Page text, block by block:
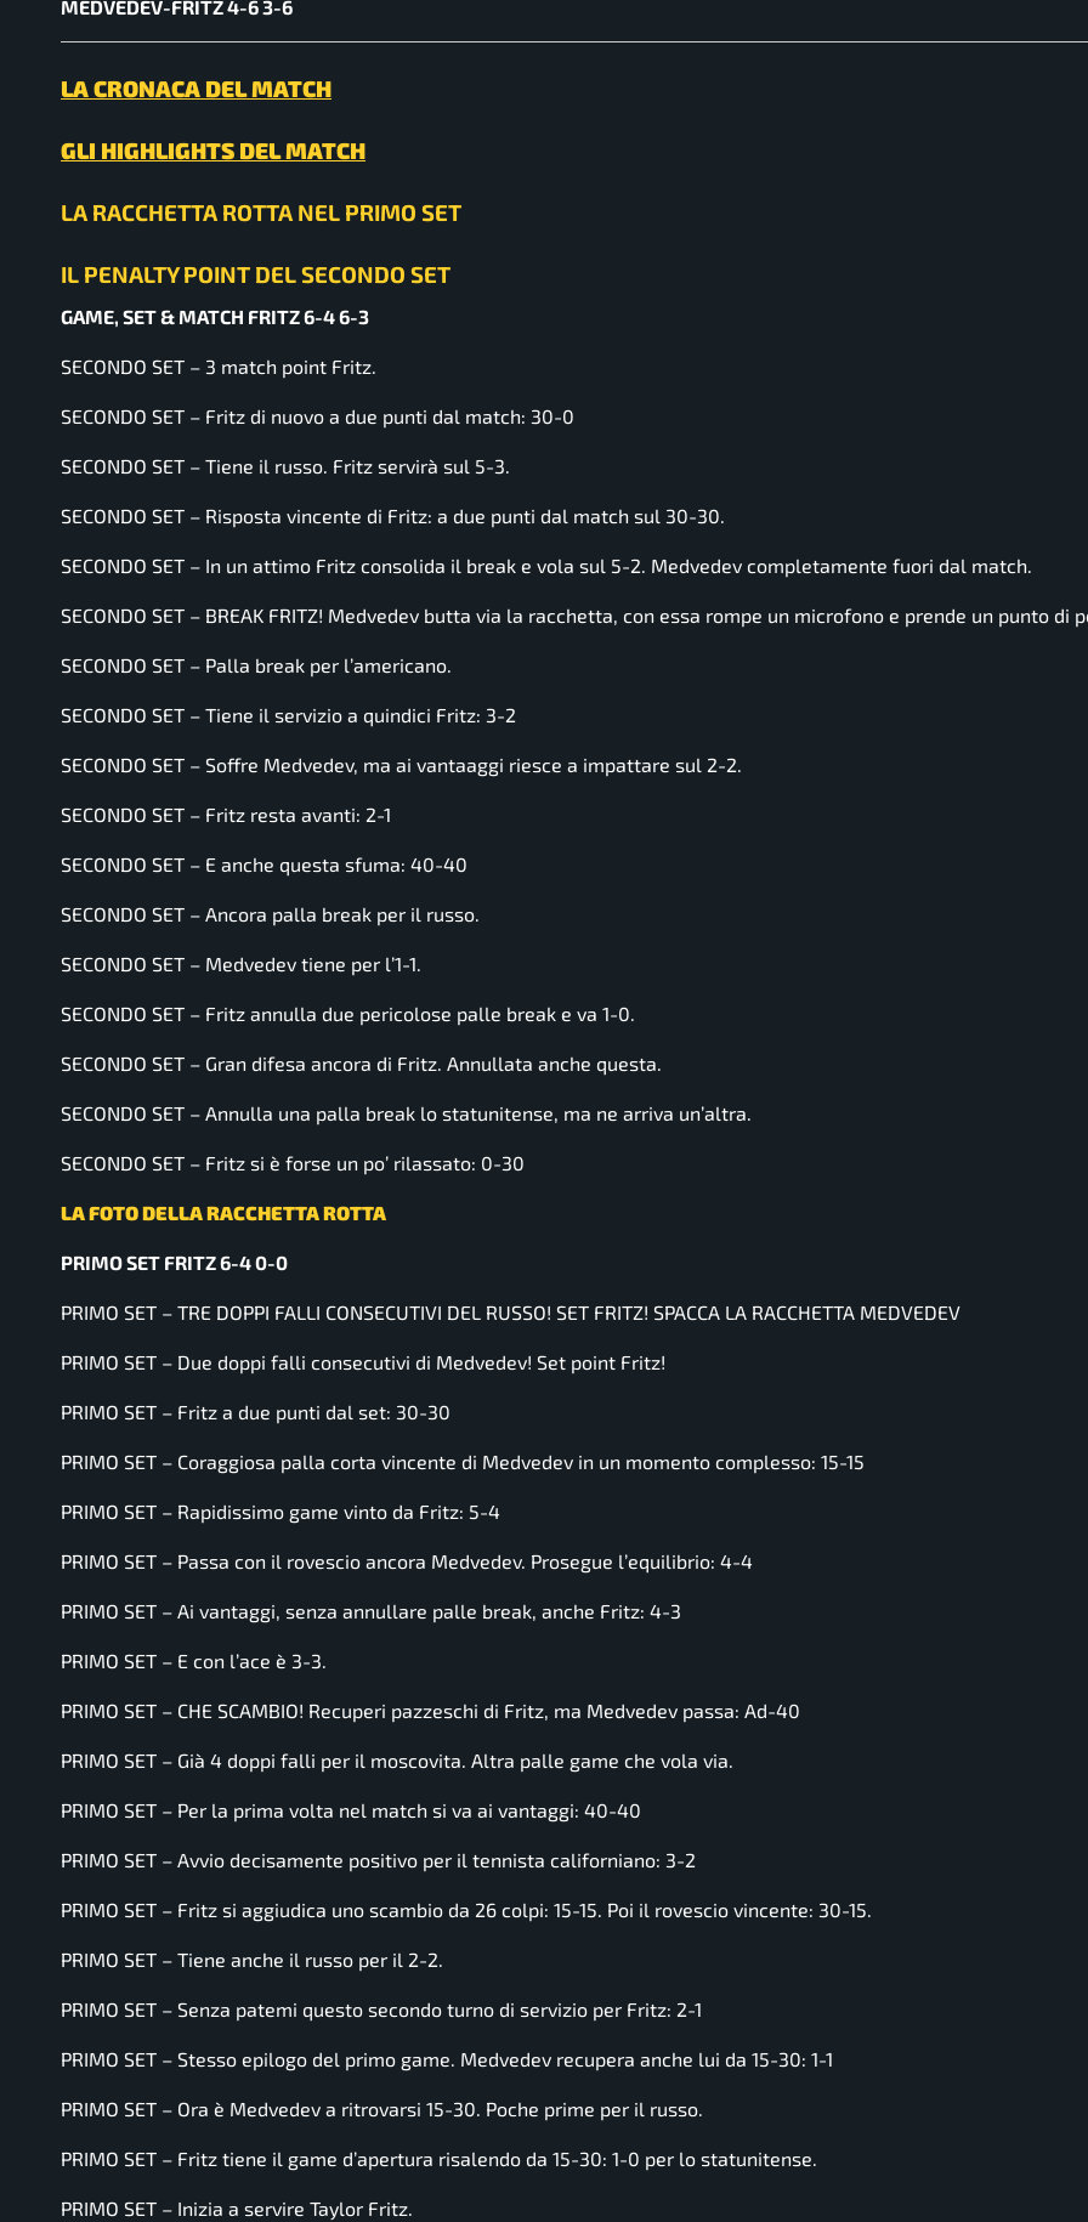
MEDVEDEV-FRITZ 4-6 3-6
LA CRONACA DEL MATCH
GLI HIGHLIGHTS DEL MATCH
LA RACCHETTA ROTTA NEL PRIMO SET
IL PENALTY POINT DEL SECONDO SET
GAME, SET & MATCH FRITZ 6-4 6-3
SECONDO SET – 3 match point Fritz.
SECONDO SET – Fritz di nuovo a due punti dal match: 30-0
SECONDO SET – Tiene il russo. Fritz servirà sul 5-3.
SECONDO SET – Risposta vincente di Fritz: a due punti dal match sul 30-30.
SECONDO SET – In un attimo Fritz consolida il break e vola sul 5-2. Medvedev completamente fuori dal match.
SECONDO SET – BREAK FRITZ! Medvedev butta via la racchetta, con essa rompe un microfono e prende un punto di
SECONDO SET – Palla break per l’americano.
SECONDO SET – Tiene il servizio a quindici Fritz: 3-2
SECONDO SET – Soffre Medvedev, ma ai vantaaggi riesce a impattare sul 2-2.
SECONDO SET – Fritz resta avanti: 2-1
SECONDO SET – E anche questa sfuma: 40-40
SECONDO SET – Ancora palla break per il russo.
SECONDO SET – Medvedev tiene per l’1-1.
SECONDO SET – Fritz annulla due pericolose palle break e va 1-0.
SECONDO SET – Gran difesa ancora di Fritz. Annullata anche questa.
SECONDO SET – Annulla una palla break lo statunitense, ma ne arriva un’altra.
SECONDO SET – Fritz si è forse un po’ rilassato: 0-30
LA FOTO DELLA RACCHETTA ROTTA
PRIMO SET FRITZ 6-4 0-0
PRIMO SET – TRE DOPPI FALLI CONSECUTIVI DEL RUSSO! SET FRITZ! SPACCA LA RACCHETTA MEDVEDEV
PRIMO SET – Due doppi falli consecutivi di Medvedev! Set point Fritz!
PRIMO SET – Fritz a due punti dal set: 30-30
PRIMO SET – Coraggiosa palla corta vincente di Medvedev in un momento complesso: 15-15
PRIMO SET – Rapidissimo game vinto da Fritz: 5-4
PRIMO SET – Passa con il rovescio ancora Medvedev. Prosegue l’equilibrio: 4-4
PRIMO SET – Ai vantaggi, senza annullare palle break, anche Fritz: 4-3
PRIMO SET – E con l’ace è 3-3.
PRIMO SET – CHE SCAMBIO! Recuperi pazzeschi di Fritz, ma Medvedev passa: Ad-40
PRIMO SET – Già 4 doppi falli per il moscovita. Altra palle game che vola via.
PRIMO SET – Per la prima volta nel match si va ai vantaggi: 40-40
PRIMO SET – Avvio decisamente positivo per il tennista californiano: 3-2
PRIMO SET – Fritz si aggiudica uno scambio da 26 colpi: 15-15. Poi il rovescio vincente: 30-15.
PRIMO SET – Tiene anche il russo per il 2-2.
PRIMO SET – Senza patemi questo secondo turno di servizio per Fritz: 2-1
PRIMO SET – Stesso epilogo del primo game. Medvedev recupera anche lui da 15-30: 1-1
PRIMO SET – Ora è Medvedev a ritrovarsi 15-30. Poche prime per il russo.
PRIMO SET – Fritz tiene il game d’apertura risalendo da 15-30: 1-0 per lo statunitense.
PRIMO SET – Inizia a servire Taylor Fritz.